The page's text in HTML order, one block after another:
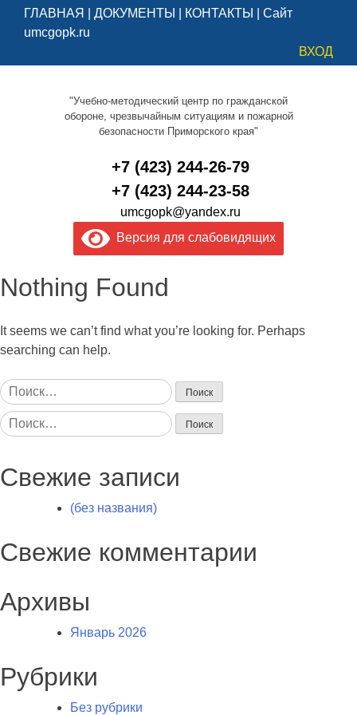
ГЛАВНАЯ ДОКУМЕНТЫ КОНТАКТЫ
Сайт
umcgopk.ru
ВХОД
"Учебно-методический центр по гражданской
обороне, чрезвычайным ситуациям и пожарной
безопасности Приморского края"
+7 (423) 244-26-79
+7 (423) 244-23-58
umcgopk@yandex.ru
Версия для слабовидящих
Nothing Found
It seems we can’t find what you’re looking for. Perhaps
searching can help.
Найти:
Найти:
Свежие записи
(без названия)
Свежие комментарии
Архивы
Январь 2026
Рубрики
Без рубрики